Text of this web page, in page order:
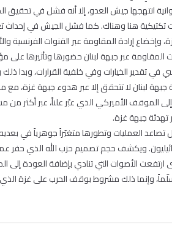
انتهجها جيش العدو، إلا أنه فشل في تحقيق
تكتيكية هنا وهناك. كما فشل الجيش في
وإخضاع إرادة المقاومة عبر القنوات الفرنسية
المقاومة عبر جبهة لبنان حضورها وتأثيرها
في تقدير الخيارات وفي خلفية القرارات، وبدا
جبهة لبنان لا تتحقق إلا عبر هدوء جبهة غزة،
إلى الموقف الأميركي الذي عبّر علناً، عبر أكثر
تهدئة جبهة غزة.
العمليات وتطورها متغيّراً جوهرياً في
ويكشف حجم تصميم حزب الله الذي حفر
الأصوات التي تنادي بإضافة العودة إلى
وإنما ذلك مشروط بوقف الحرب على غزة